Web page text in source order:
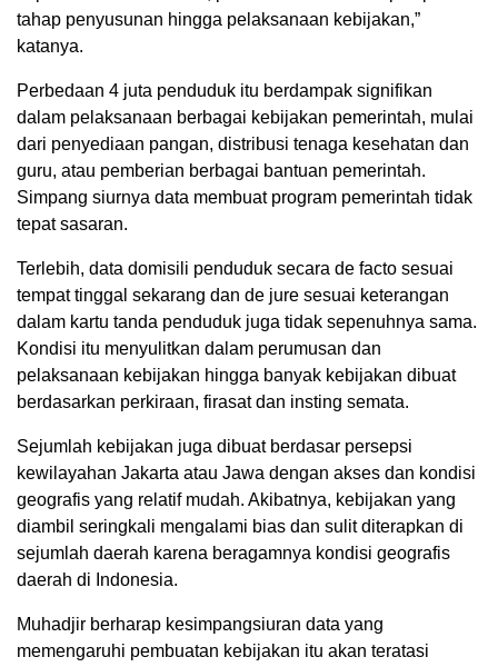
tahap penyusunan hingga pelaksanaan kebijakan,”
katanya.
Perbedaan 4 juta penduduk itu berdampak signifikan
dalam pelaksanaan berbagai kebijakan pemerintah, mulai
dari penyediaan pangan, distribusi tenaga kesehatan dan
guru, atau pemberian berbagai bantuan pemerintah.
Simpang siurnya data membuat program pemerintah tidak
tepat sasaran.
Terlebih, data domisili penduduk secara de facto sesuai
tempat tinggal sekarang dan de jure sesuai keterangan
dalam kartu tanda penduduk juga tidak sepenuhnya sama.
Kondisi itu menyulitkan dalam perumusan dan
pelaksanaan kebijakan hingga banyak kebijakan dibuat
berdasarkan perkiraan, firasat dan insting semata.
Sejumlah kebijakan juga dibuat berdasar persepsi
kewilayahan Jakarta atau Jawa dengan akses dan kondisi
geografis yang relatif mudah. Akibatnya, kebijakan yang
diambil seringkali mengalami bias dan sulit diterapkan di
sejumlah daerah karena beragamnya kondisi geografis
daerah di Indonesia.
Muhadjir berharap kesimpangsiuran data yang
memengaruhi pembuatan kebijakan itu akan teratasi